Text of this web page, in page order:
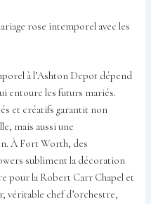
rose intemporel avec les
à l’Ashton Depot dépend
entoure les futurs mariés.
et créatifs garantit non
mais aussi une
À Fort Worth, des
subliment la décoration
pour la Robert Carr Chapel et
véritable chef d’orchestre,